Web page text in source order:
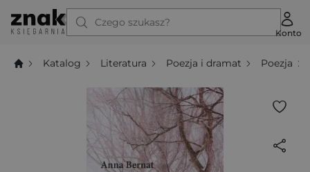
Czego szukasz?
Konto
Katalog Literatura Poezja i dramat Poezja